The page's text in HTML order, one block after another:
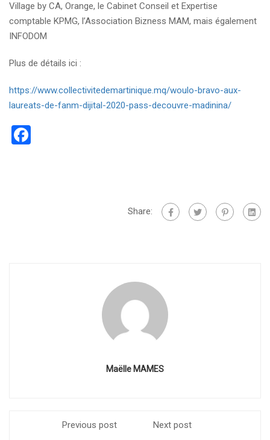
Village by CA, Orange, le Cabinet Conseil et Expertise
comptable KPMG, l’Association Bizness MAM, mais également
INFODOM
Plus de détails ici :
https://www.collectivitedemartinique.mq/woulo-bravo-aux-
laureats-de-fanm-dijital-2020-pass-decouvre-madinina/
Share:
Maëlle MAMES
Previous post Next post